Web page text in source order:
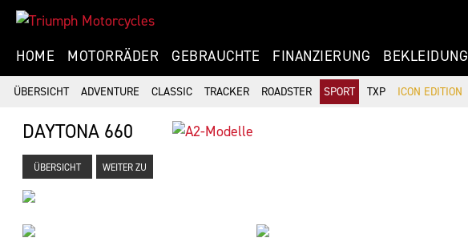
HOME MOTORRÄDER GEBRAUCHTE FINANZIERUNG BEKLEIDUNG
ÜBERSICHT ADVENTURE CLASSIC TRACKER ROADSTER SPORT TXP ICON EDITION
DAYTONA 660
ÜBERSICHT WEITER ZU